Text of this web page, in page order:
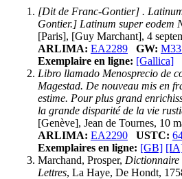
[Dit de Franc-Gontier] .
Gontier.] Latinum super eodem
[Paris], [Guy Marchant], 4
ARLIMA: EA2289 GW:
Exemplaire en ligne: [Gallica]
Libro llamado Menosprecio de
Magestad. De nouveau mis en
estime. Pour plus grand
la grande disparité de la vie
[Genève], Jean de Tournes, 10
ARLIMA: EA2290 USTC:
Exemplaires en ligne: [GB]
Marchand, Prosper, Dictionnaire
Lettres, La Haye, De Hondt,